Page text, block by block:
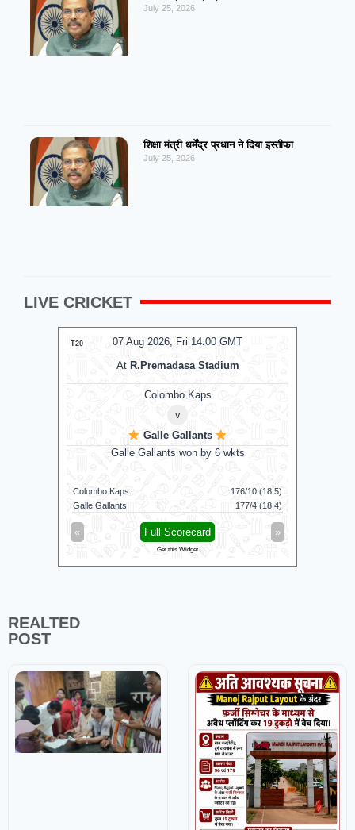
July 25, 2026
शिक्षा मंत्री धर्मेंद्र प्रधान ने दिया इस्तीफा
July 25, 2026
LIVE CRICKET
07 Aug 2026, Fri 14:00 GMT
T20
At R.Premadasa Stadium
Colombo Kaps
v
Galle Gallants
Galle Gallants won by 6 wkts
Colombo Kaps
176/10 (18.5)
Galle Gallants
177/4 (18.4)
« »
Full Scorecard
Get this Widget
REALTED
POST